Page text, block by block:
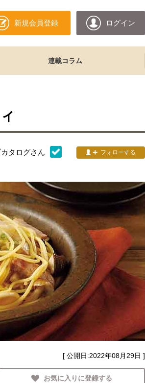
新規会員登録 ログイン
連載コラム
タログさん フォローする
[ 公開日:2022年08月29日 ]
お気に入りに登録する